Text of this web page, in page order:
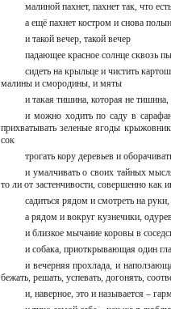
малиной пахнет, пахнет так, что
а ещё пахнет костром и снова
и такой вечер, такой вечер
падающее красное солнце сквозь
сидеть на крыльце и чистить
малины и смородины, и мяты
и такая тишина, которая не
и можно ходить по саду в
прихватывать зеленые ягоды
сок
трогать кору деревьев и
и умалчивать о своих тайных
то ли от застенчивости, совершенно
садиться рядом и смотреть на
а рядом и вокруг кузнечики,
и близкое мычание коровы в
и собака, приоткрывающая один
и вечерняя прохлада, и
бежать, решать, успевать, догонять,
и, наверное, это и называется –